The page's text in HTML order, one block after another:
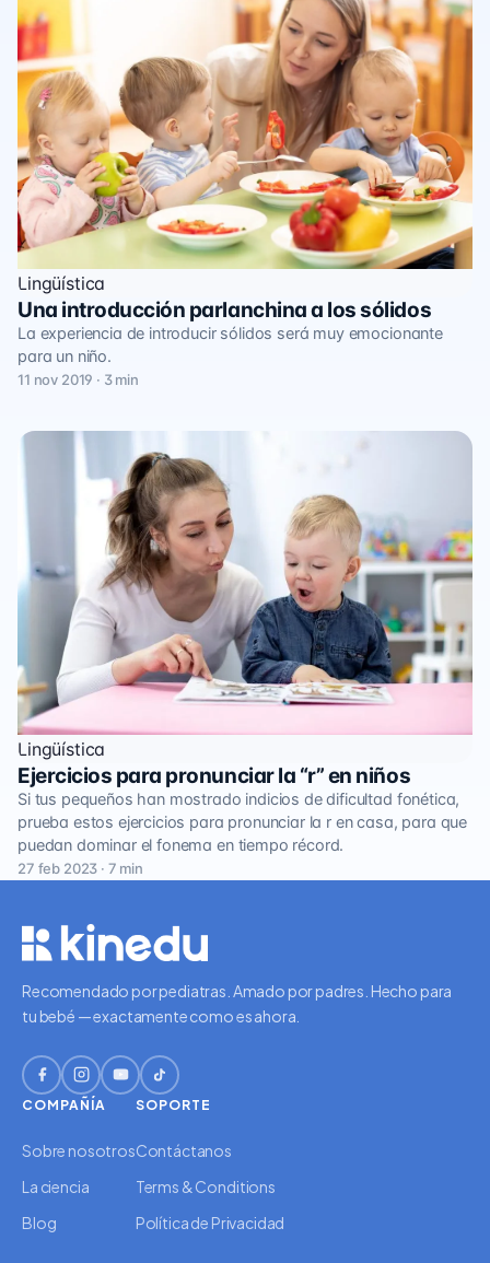
Lingüística
Una introducción parlanchina a los sólidos
La experiencia de introducir sólidos será muy emocionante
para un niño.
11 nov 2019 · 3 min
Lingüística
Ejercicios para pronunciar la “r” en niños
Si tus pequeños han mostrado indicios de dificultad fonética,
prueba estos ejercicios para pronunciar la r en casa, para que
puedan dominar el fonema en tiempo récord.
27 feb 2023 · 7 min
Recomendado por pediatras. Amado por padres. Hecho para
tu bebé — exactamente como es ahora.
COMPAÑÍA
Sobre nosotros
La ciencia
Blog
SOPORTE
Contáctanos
Terms & Conditions
Política de Privacidad